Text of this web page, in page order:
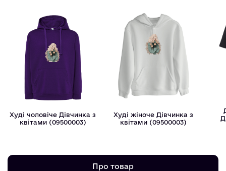
Худі чоловіче Дівчинка з
квітами (09500003)
Худі жіноче Дівчинка з
квітами (09500003)
Про товар